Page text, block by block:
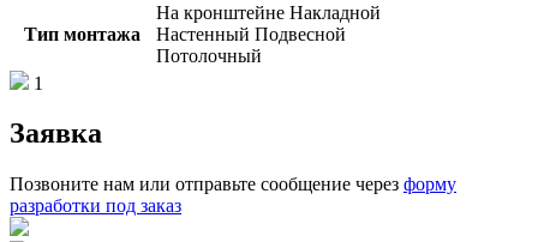
Тип монтажа
На кронштейне Накладной
Настенный Подвесной
Потолочный
1
Заявка
Позвоните нам или отправьте сообщение через форму
разработки под заказ